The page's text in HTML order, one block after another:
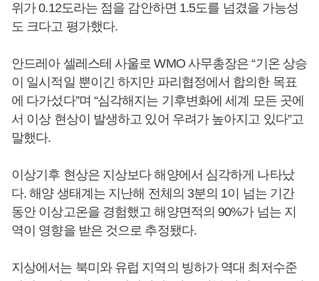
위가 0.12도라는 점을 감안하면 1.5도를 넘겼을 가능성
도 크다고 평가했다.
안드레아 셀레스테 사울로 WMO 사무총장은 “기온 상승
이 일시적일 뿐이긴 하지만 파리협정에서 합의한 목표
에 다가섰다”며 “심각해지는 기후변화에 세계 모든 곳에
서 이상 현상이 발생하고 있어 우려가 높아지고 있다”고
말했다.
이상기후 현상은 지상보다 해양에서 심각하게 나타났
다. 해양 생태계는 지난해 전체의 3분의 1이 넘는 기간
동안 이상고온을 경험했고 해양면적의 90%가 넘는 지
역이 영향을 받은 것으로 추정됐다.
지상에서는 북미와 유럽 지역의 빙하가 역대 최저수준